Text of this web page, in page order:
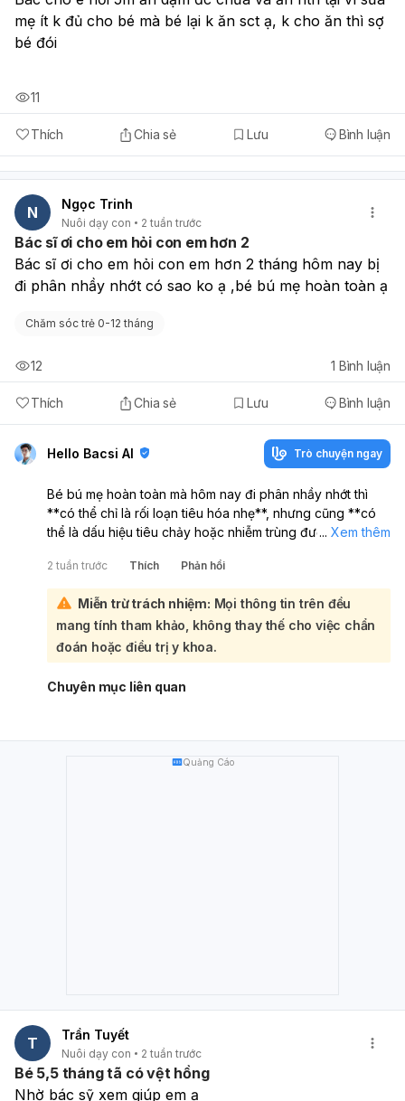
hôi miệng, amidan sưng to, hoặc tái phát liên tục thì nên
khám lại sớm ở bệnh viện nhi hoặc Tai Mũi Họng để xem
mẹ ít k đủ cho bé mà bé lại k ăn sct ạ, k cho ăn thì sợ
bé đói
Thích Chia sẻ Lưu Bình luận
11
N Ngọc Trinh
Nuôi dạy con 2 tuần trước
Bác sĩ ơi cho em hỏi con em hơn 2
Bác sĩ ơi cho em hỏi con em hơn 2 tháng hôm nay bị
Chăm sóc trẻ 0-12 tháng
Thích Chia sẻ Lưu Bình luận
12 1 Bình luận
Hello Bacsi AI Trò chuyện ngay
Bé bú mẹ hoàn toàn mà hôm nay đi phân nhầy nhớt thì
**có thể chỉ là rối loạn tiêu hóa nhẹ**, nhưng cũng **có
thể là dấu hiệu tiêu chảy hoặc nhiễm trùng đường ruột**.
không lừ đừ thì mẹ theo dõi thêm sát. Tuy nhiên, vì bé
còn rất nhỏ, **mẹ nên đưa bé đi khám Nhi sớm** để được
kiểm tra phân và đánh giá nguyên nhân. Nếu bé có thêm
**phân lỏng nhiều lần, sốt, nôn, bụng chướng, bỏ bú,
khóc nhiều, hoặc có máu trong phân** thì cần đi khám
ngay.
... Xem thêm
2 tuần trước Thích Phản hồi
Miễn trừ trách nhiệm: Mọi thông tin trên đều
mang tính tham khảo, không thay thế cho việc chẩn
đoán hoặc điều trị y khoa.
Chuyên mục liên quan
Quảng Cáo
T Trần Tuyết
Nuôi dạy con 2 tuần trước
Bé 5,5 tháng tã có vệt hồng
Nhờ bác sỹ xem giúp em ạ